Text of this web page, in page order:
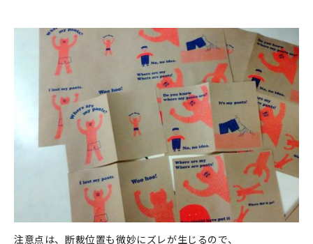
マイアカウント
カートを見る
お買い物ガイド
よくある質問
お問い合わせ
注意点は、断裁位置も微妙にズレが生じるので、